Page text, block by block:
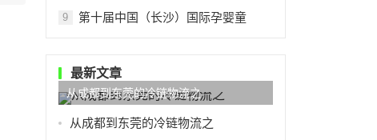
9 第十届中国（长沙）国际孕婴童
最新文章
从成都到东莞的冷链物流之
从成都到东莞的冷链物流之